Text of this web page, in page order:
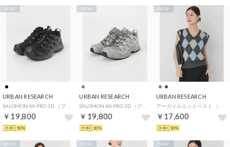
URBAN RESEARCH
￥19,800
NEW
10%
URBAN RESEARCH
￥19,800
NEW
10%
URBAN RESEARCH
￥17,600
NEW
10%
NEW NEW NEW